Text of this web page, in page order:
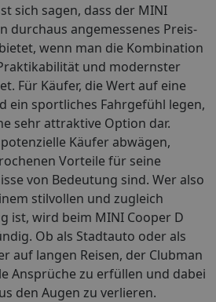
sich sagen, dass der MINI
durchaus angemessenes Preis-
wenn man die Kombination
und modernster
Für Käufer, die Wert auf eine
ein sportliches Fahrgefühl legen,
sehr attraktive Option dar.
Käufer abwägen,
Vorteile für seine
von Bedeutung sind. Wer also
stilvollen und zugleich
ist, wird beim MINI Cooper D
Ob als Stadtauto oder als
auf langen Reisen, der Clubman
Ansprüche zu erfüllen und dabei
den Augen zu verlieren.